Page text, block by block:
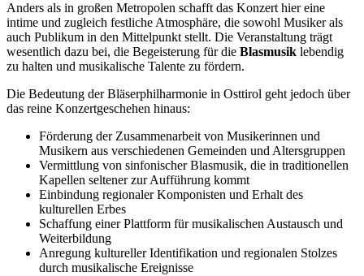
Anders als in großen Metropolen schafft das Konzert hier eine
intime und zugleich festliche Atmosphäre, die sowohl Musiker als
auch Publikum in den Mittelpunkt stellt. Die Veranstaltung trägt
wesentlich dazu bei, die Begeisterung für die Blasmusik lebendig
zu halten und musikalische Talente zu fördern.
Die Bedeutung der Bläserphilharmonie in Osttirol geht jedoch über
das reine Konzertgeschehen hinaus:
Förderung der Zusammenarbeit von Musikerinnen und
Musikern aus verschiedenen Gemeinden und Altersgruppen
Vermittlung von sinfonischer Blasmusik, die in traditionellen
Kapellen seltener zur Aufführung kommt
Einbindung regionaler Komponisten und Erhalt des
kulturellen Erbes
Schaffung einer Plattform für musikalischen Austausch und
Weiterbildung
Anregung kultureller Identifikation und regionalen Stolzes
durch musikalische Ereignisse